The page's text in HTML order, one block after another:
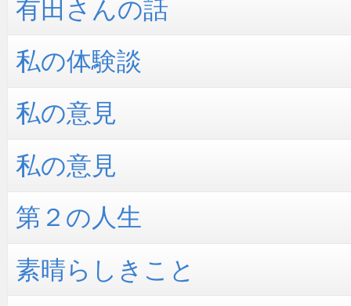
有田さんの話
私の体験談
私の意見
私の意見
第２の人生
素晴らしきこと